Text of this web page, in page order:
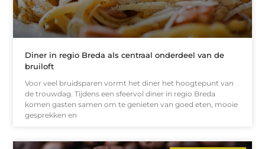
Diner in regio Breda als centraal onderdeel van de
bruiloft
Voor veel bruidsparen vormt het diner het hoogtepunt van
de trouwdag. Tijdens een sfeervol diner in regio Breda
komen gasten samen om te genieten van goed eten, mooie
gesprekken en